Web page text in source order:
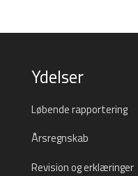
Ydelser
Løbende rapportering
Årsregnskab
Revision og erklæringer